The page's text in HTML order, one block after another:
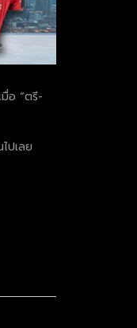
อ “ตรี-
ปเลย